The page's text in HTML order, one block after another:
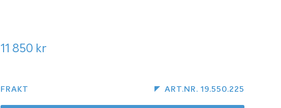
11 850 kr
FRAKT ART.NR. 19.550.225